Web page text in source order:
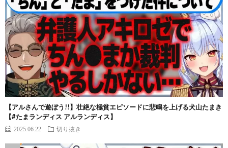
【アルさんで遊ぼう!!】壮絶な極貧エピソードに悲鳴を上げる犬山たまき
【#たまランディス アルランディス】
2025.06.22 切り抜き